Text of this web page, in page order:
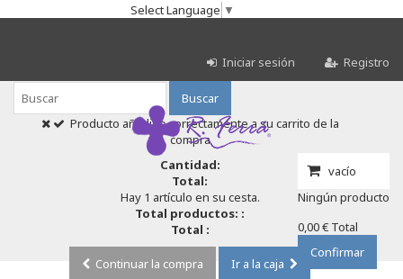
Select Language ▼
Iniciar sesión Registro
Buscar
vacío
Ningún producto
0,00 € Total
Confirmar
Producto añadido correctamente a su carrito de la
compra
Cantidad:
Total:
Hay 1 artículo en su cesta.
Total productos: :
Total :
Continuar la compra
Ir a la caja